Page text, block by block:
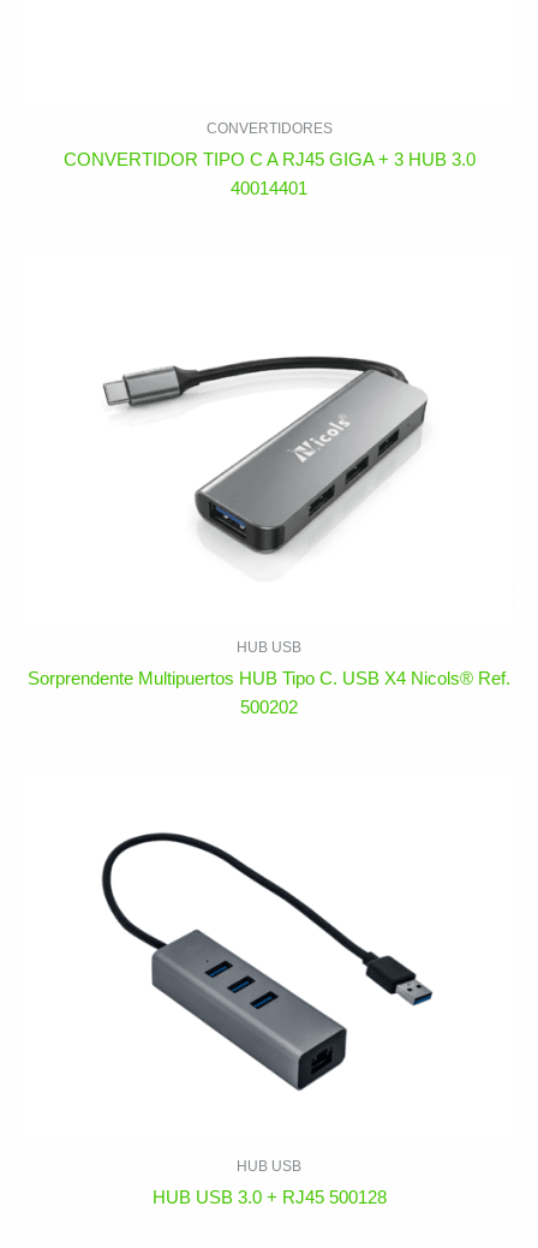
CONVERTIDORES
CONVERTIDOR TIPO C A RJ45 GIGA + 3 HUB 3.0
40014401
HUB USB
Sorprendente Multipuertos HUB Tipo C. USB X4 Nicols® Ref.
500202
HUB USB
HUB USB 3.0 + RJ45 500128